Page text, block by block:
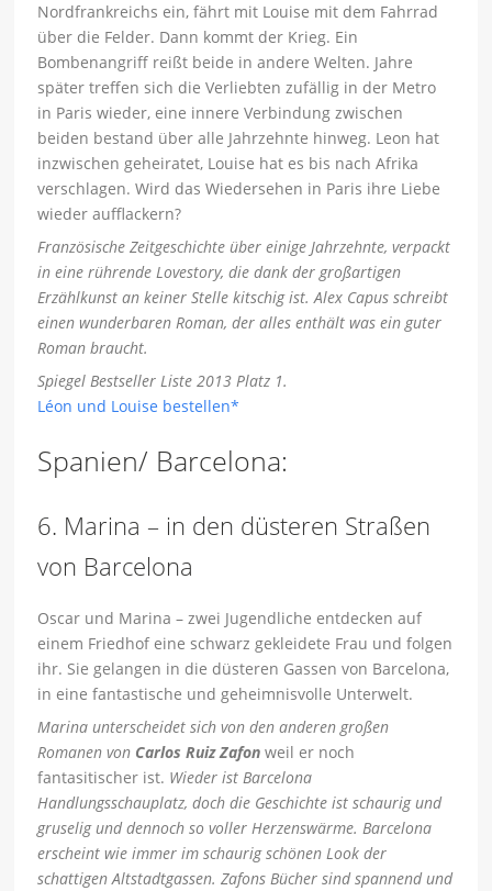
Nordfrankreichs ein, fährt mit Louise mit dem Fahrrad
über die Felder. Dann kommt der Krieg. Ein
Bombenangriff reißt beide in andere Welten. Jahre
später treffen sich die Verliebten zufällig in der Metro
in Paris wieder, eine innere Verbindung zwischen
beiden bestand über alle Jahrzehnte hinweg. Leon hat
inzwischen geheiratet, Louise hat es bis nach Afrika
verschlagen. Wird das Wiedersehen in Paris ihre Liebe
wieder aufflackern?
Französische Zeitgeschichte über einige Jahrzehnte, verpackt
in eine rührende Lovestory, die dank der großartigen
Erzählkunst an keiner Stelle kitschig ist. Alex Capus schreibt
einen wunderbaren Roman, der alles enthält was ein guter
Roman braucht.
Spiegel Bestseller Liste 2013 Platz 1.
Léon und Louise bestellen*
Spanien/ Barcelona:
6. Marina – in den düsteren Straßen
von Barcelona
Oscar und Marina – zwei Jugendliche entdecken auf
einem Friedhof eine schwarz gekleidete Frau und folgen
ihr. Sie gelangen in die düsteren Gassen von Barcelona,
in eine fantastische und geheimnisvolle Unterwelt.
Marina unterscheidet sich von den anderen großen
Romanen von Carlos Ruiz Zafon weil er noch
fantasitischer ist. Wieder ist Barcelona
Handlungsschauplatz, doch die Geschichte ist schaurig und
gruselig und dennoch so voller Herzenswärme. Barcelona
erscheint wie immer im schaurig schönen Look der
schattigen Altstadtgassen. Zafons Bücher sind spannend und